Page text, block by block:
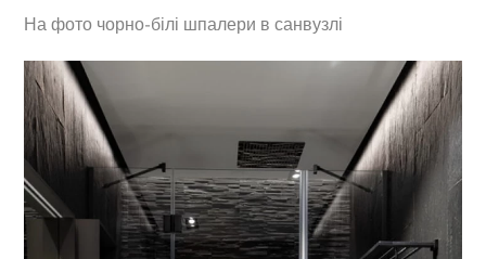
На фото чорно-білі шпалери в санвузлі